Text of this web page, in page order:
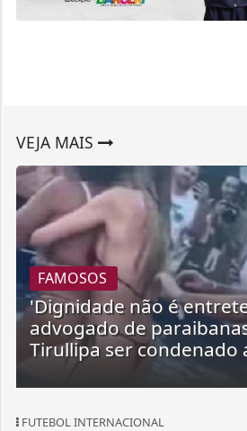
VEJA MAIS
FAMOSOS
'Dignidade não é
advogado de
Tirullipa ser condenado
FUTEBOL INTERNACIONAL